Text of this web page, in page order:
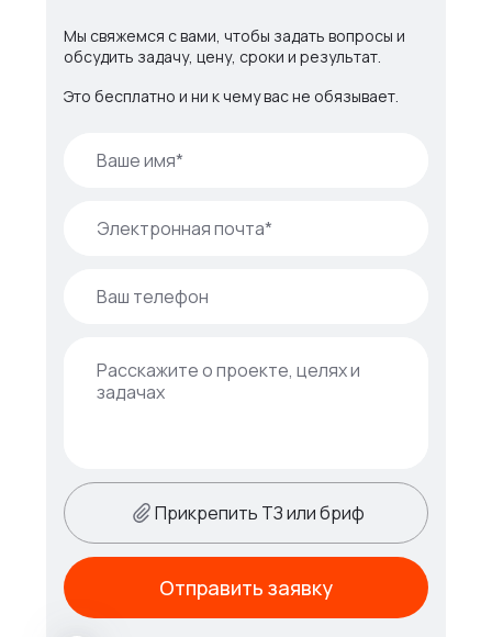
Мы свяжемся с вами, чтобы задать вопросы и
обсудить задачу, цену, сроки и результат.
Это бесплатно и ни к чему вас не обязывает.
Прикрепить ТЗ или бриф
Отправить заявку